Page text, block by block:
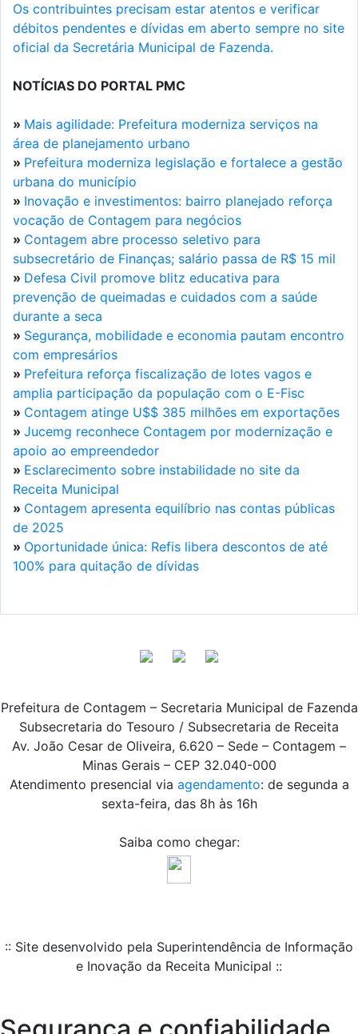
Os contribuintes precisam estar atentos e verificar
débitos pendentes e dívidas em aberto sempre no site
oficial da Secretária Municipal de Fazenda.
NOTÍCIAS DO PORTAL PMC
» Mais agilidade: Prefeitura moderniza serviços na
área de planejamento urbano
» Prefeitura moderniza legislação e fortalece a gestão
urbana do município
» Inovação e investimentos: bairro planejado reforça
vocação de Contagem para negócios
» Contagem abre processo seletivo para
subsecretário de Finanças; salário passa de R$ 15 mil
» Defesa Civil promove blitz educativa para
prevenção de queimadas e cuidados com a saúde
durante a seca
» Segurança, mobilidade e economia pautam encontro
com empresários
» Prefeitura reforça fiscalização de lotes vagos e
amplia participação da população com o E-Fisc
» Contagem atinge U$$ 385 milhões em exportações
» Jucemg reconhece Contagem por modernização e
apoio ao empreendedor
» Esclarecimento sobre instabilidade no site da
Receita Municipal
» Contagem apresenta equilíbrio nas contas públicas
de 2025
» Oportunidade única: Refis libera descontos de até
100% para quitação de dívidas
Prefeitura de Contagem – Secretaria Municipal de Fazenda
Subsecretaria do Tesouro / Subsecretaria de Receita
Av. João Cesar de Oliveira, 6.620 – Sede – Contagem –
Minas Gerais – CEP 32.040-000
Atendimento presencial via agendamento: de segunda a
sexta-feira, das 8h às 16h
Saiba como chegar:
:: Site desenvolvido pela Superintendência de Informação
e Inovação da Receita Municipal ::